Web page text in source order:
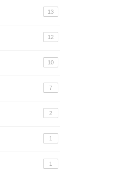
13
12
10
7
2
1
1